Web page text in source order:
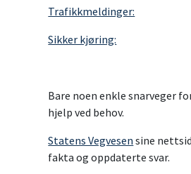
Trafikkmeldinger:
Sikker kjøring:
Bare noen enkle snarveger
hjelp ved behov.
Statens Vegvesen sine
fakta og oppdaterte svar.